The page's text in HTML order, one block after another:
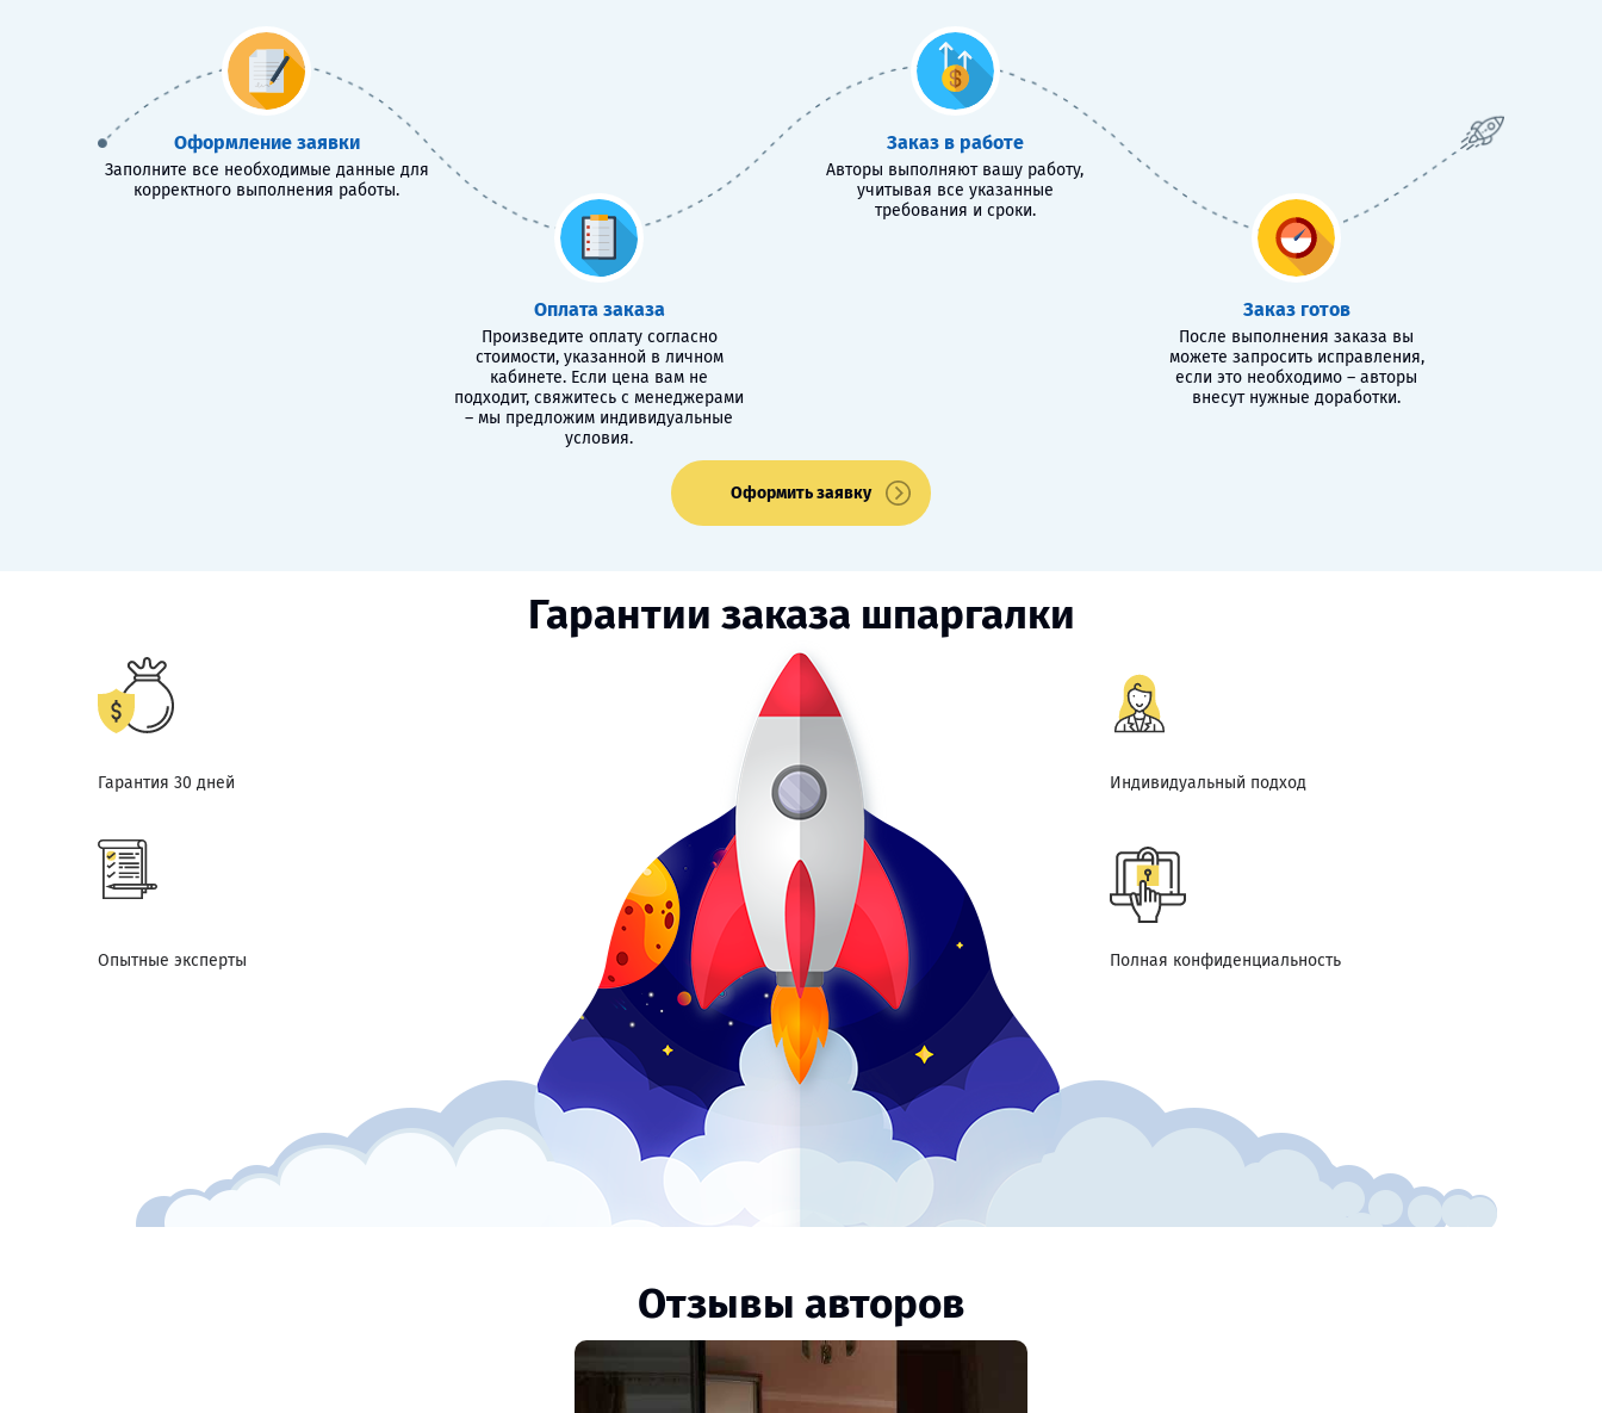
Оформление заявки
Заполните все необходимые данные для
корректного выполнения работы.
Оплата заказа
Произведите оплату согласно
стоимости, указанной в личном
кабинете. Если цена вам не
подходит, свяжитесь с менеджерами
– мы предложим индивидуальные
условия.
Заказ в работе
Авторы выполняют вашу работу,
учитывая все указанные
требования и сроки.
Заказ готов
После выполнения заказа вы
можете запросить исправления,
если это необходимо – авторы
внесут нужные доработки.
Оформить заявку
Гарантии заказа шпаргалки
Гарантия 30 дней Индивидуальный подход
Опытные эксперты Полная конфиденциальность
Отзывы авторов